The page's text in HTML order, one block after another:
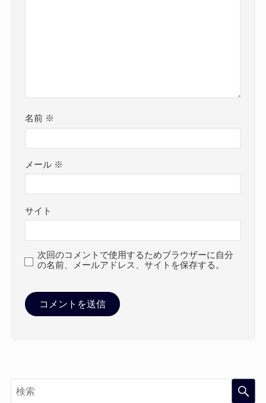
名前 ※
メール ※
サイト
次回のコメントで使用するためブラウザーに自分
の名前、メールアドレス、サイトを保存する。